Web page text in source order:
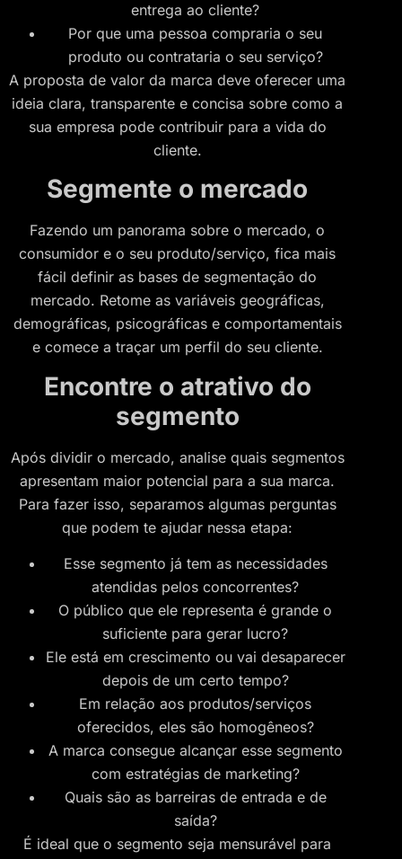
entrega ao cliente?
Por que uma pessoa compraria o seu
produto ou contrataria o seu serviço?
A proposta de valor da marca deve oferecer uma
ideia clara, transparente e concisa sobre como a
sua empresa pode contribuir para a vida do
cliente.
Segmente o mercado
Fazendo um panorama sobre o mercado, o
consumidor e o seu produto/serviço, fica mais
fácil definir as bases de segmentação do
mercado. Retome as variáveis geográficas,
demográficas, psicográficas e comportamentais
e comece a traçar um perfil do seu cliente.
Encontre o atrativo do
segmento
Após dividir o mercado, analise quais segmentos
apresentam maior potencial para a sua marca.
Para fazer isso, separamos algumas perguntas
que podem te ajudar nessa etapa:
Esse segmento já tem as necessidades
atendidas pelos concorrentes?
O público que ele representa é grande o
suficiente para gerar lucro?
Ele está em crescimento ou vai desaparecer
depois de um certo tempo?
Em relação aos produtos/serviços
oferecidos, eles são homogêneos?
A marca consegue alcançar esse segmento
com estratégias de marketing?
Quais são as barreiras de entrada e de
saída?
É ideal que o segmento seja mensurável para